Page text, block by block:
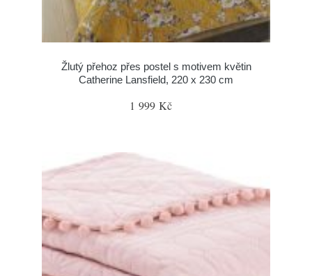
Žlutý přehoz přes postel s motivem květin
Catherine Lansfield, 220 x 230 cm
1 999 Kč